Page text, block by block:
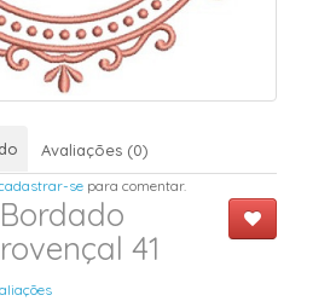
Avaliações (0)
se para comentar.
41